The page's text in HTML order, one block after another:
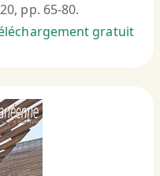
pp. 65-80.
gratuit